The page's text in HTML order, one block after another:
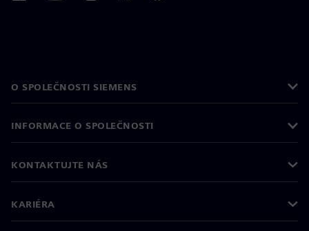
O SPOLEČNOSTI SIEMENS
INFORMACE O SPOLEČNOSTI
KONTAKTUJTE NÁS
KARIÉRA